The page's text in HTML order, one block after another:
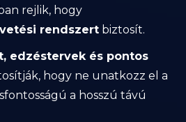
rejlik, hogy
rendszert biztosít.
edzéstervek és pontos
hogy ne unatkozz el a
a hosszú távú